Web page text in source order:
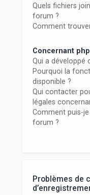
Quels fichiers
forum ?
Comment
Concernant
Qui a développé
Pourquoi la
disponible ?
Qui contacter
légales
Comment puis-
forum ?
Problèmes de